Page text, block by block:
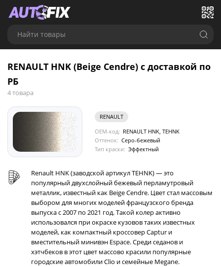
Найти товары
RENAULT HNK (Beige Cendre) с доставкой по
РБ
4 товара
RENAULT
OEM-код: RENAULT HNK, TEHNK
Оттенок: Серо-бежевый
Тип краски: Эффектный
Renault HNK (заводской артикул TEHNK) — это
популярный двухслойный бежевый перламутровый
металлик, известный как Beige Cendre. Цвет стал массовым
выбором для многих моделей французского бренда
выпуска с 2007 по 2021 год. Такой колер активно
использовался при окраске кузовов таких известных
моделей, как компактный кроссовер Captur и
вместительный минивэн Espace. Среди седанов и
хэтчбеков в этот цвет массово красили популярные
городские автомобили Clio и семейные Megane.